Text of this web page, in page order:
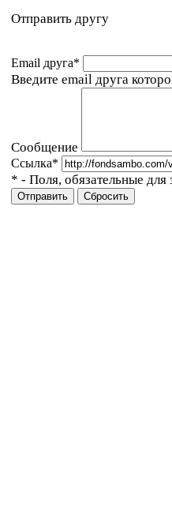
Отправить другу
Email друга*
Введите email друга
Сообщение
Ссылка*
* - Поля, обязательные для